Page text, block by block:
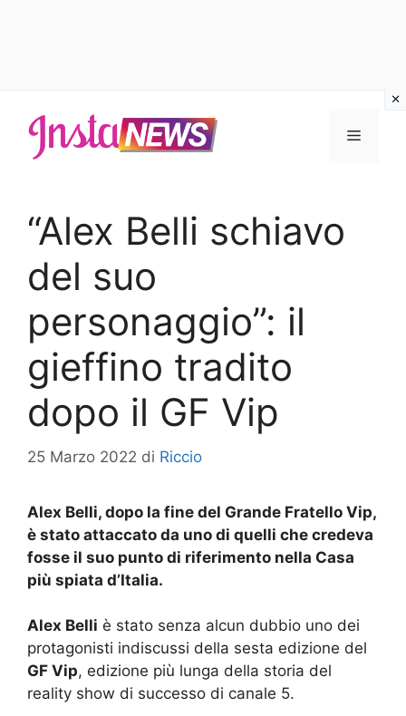
contenuto
Menu
“Alex Belli schiavo
del suo
personaggio”: il
gieffino tradito
dopo il GF Vip
25 Marzo 2022 di Riccio
Alex Belli, dopo la fine del Grande Fratello Vip,
è stato attaccato da uno di quelli che credeva
fosse il suo punto di riferimento nella Casa
più spiata d’Italia.
Alex Belli è stato senza alcun dubbio uno dei
protagonisti indiscussi della sesta edizione del
GF Vip, edizione più lunga della storia del
reality show di successo di canale 5.